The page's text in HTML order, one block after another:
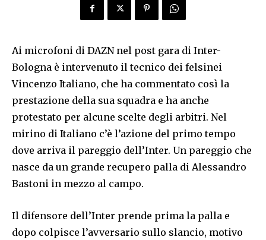
Ai microfoni di DAZN nel post gara di Inter-
Bologna è intervenuto il tecnico dei felsinei
Vincenzo Italiano, che ha commentato così la
prestazione della sua squadra e ha anche
protestato per alcune scelte degli arbitri. Nel
mirino di Italiano c’è l’azione del primo tempo
dove arriva il pareggio dell’Inter. Un pareggio che
nasce da un grande recupero palla di Alessandro
Bastoni in mezzo al campo.
Il difensore dell’Inter prende prima la palla e
dopo colpisce l’avversario sullo slancio, motivo